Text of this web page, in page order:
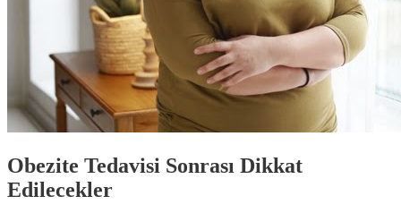
Obezite Tedavisi Sonrası Dikkat
Edilecekler